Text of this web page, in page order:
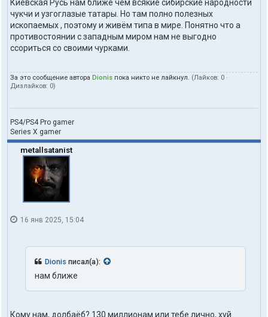
Киевская Русь нам ближе чем всякие сибирские народности
чукчи и узгоглазые татары. Но там полно полезных
ископаемых , поэтому и живём типа в мире. Понятно что а
противостоянии с западным миром нам не выгодно
ссориться со своими чурками.
За это сообщение автора Dionis пока никто не лайкнул. (Лайков: 0 ·
Дизлайков: 0)
PS4/PS4 Pro gamer
Series X gamer
metallsatanist
16 янв 2025, 15:04
Dionis писал(а):
нам ближе
Кому нам, долбаëб? 130 миллионам или тебе лично, хуй